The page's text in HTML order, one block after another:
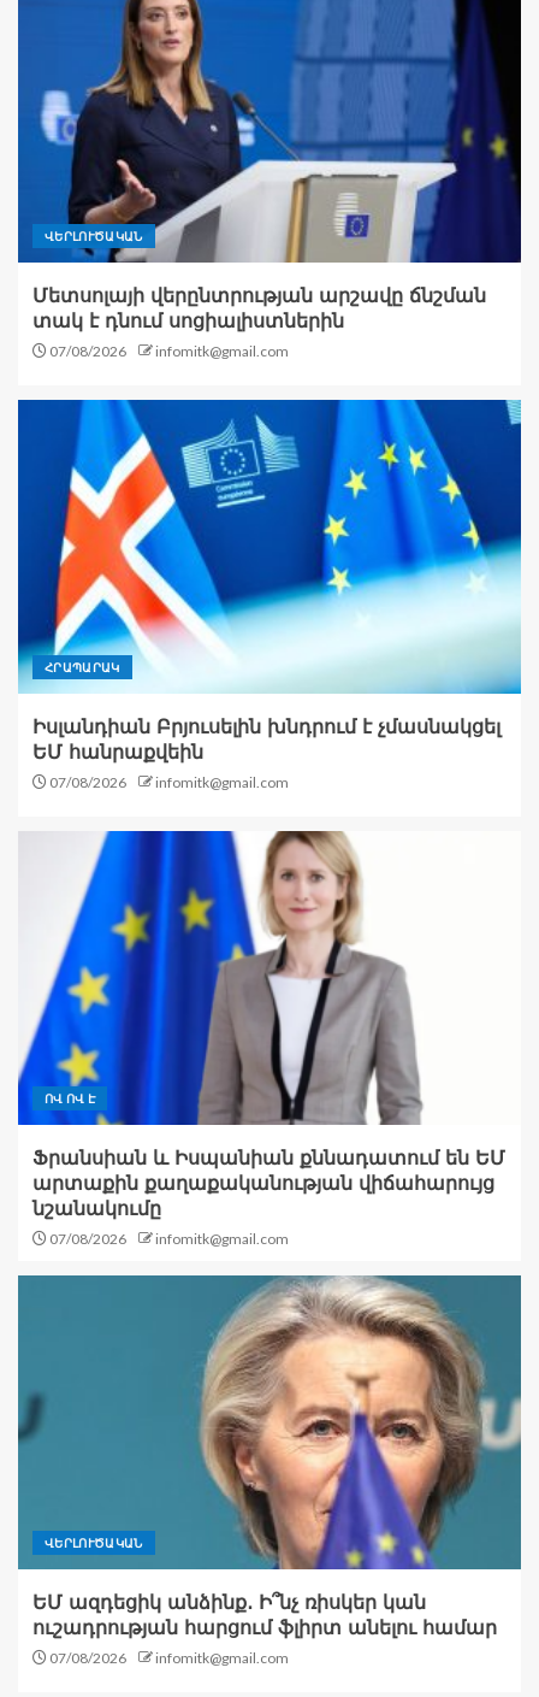
ՎԵՐԼՈՒԾԱԿԱՆ
Մետսոլայի վերընտրության արշավը ճնշման
տակ է դնում սոցիալիստներին
07/08/2026 infomitk@gmail.com
ՀՐԱՊԱՐԱԿ
Իսլանդիան Բրյուսելին խնդրում է չմասնակցել
ԵՄ հանրաքվեին
07/08/2026 infomitk@gmail.com
ՈՎ ՈՎ Է
Ֆրանսիան և Իսպանիան քննադատում են ԵՄ
արտաքին քաղաքականության վիճահարույց
նշանակումը
07/08/2026 infomitk@gmail.com
ՎԵՐԼՈՒԾԱԿԱՆ
ԵՄ ազդեցիկ անձինք․ Ի՞նչ ռիսկեր կան
ուշադրության հարցում ֆլիրտ անելու համար
07/08/2026 infomitk@gmail.com